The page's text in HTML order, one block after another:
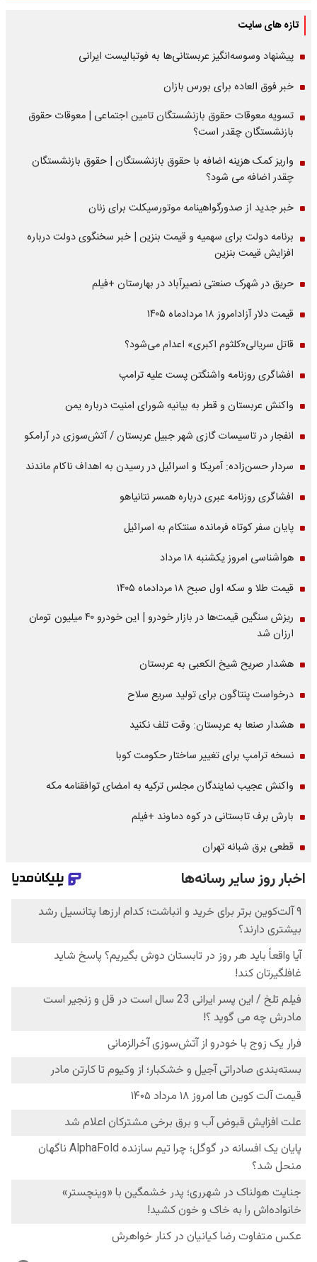
تازه های سایت
پیشنهاد وسوسه‌انگیز عربستانی‌ها به فوتبالیست ایرانی
خبر فوق العاده برای بورس بازان
تسویه معوقات حقوق بازنشستگان تامین اجتماعی | معوقات حقوق
بازنشستگان چقدر است؟
واریز کمک هزینه اضافه با حقوق بازنشستگان | حقوق بازنشستگان
چقدر اضافه می شود؟
خبر جدید از صدورگواهینامه موتورسیکلت برای زنان
برنامه دولت برای سهمیه و قیمت بنزین | خبر سخنگوی دولت درباره
افزایش قیمت بنزین
حریق در شهرک صنعتی نصیرآباد در بهارستان +فیلم
قیمت دلار آزادامروز ۱۸ مردادماه ۱۴۰۵
قاتل سریالی«کلثوم اکبری» اعدام می‌شود؟
افشاگری روزنامه واشنگتن پست علیه ترامپ
واکنش عربستان و قطر به بیانیه شورای امنیت درباره یمن
انفجار در تاسیسات گازی شهر جبیل عربستان / آتش‌سوزی در آرامکو
سردار حسن‌زاده: آمریکا و اسرائیل در رسیدن به اهداف ناکام ماندند
افشاگری روزنامه عبری درباره همسر نتانیاهو
پایان سفر کوتاه فرمانده سنتکام به اسرائیل
هواشناسی امروز یکشنبه ۱۸ مرداد
قیمت طلا و سکه اول صبح ۱۸ مردادماه ۱۴۰۵
ریزش سنگین قیمت‌ها در بازار خودرو | این خودرو ۴۰ میلیون تومان
ارزان شد
هشدار صریح شیخ الکعبی به عربستان
درخواست پنتاگون برای تولید سریع سلاح
هشدار صنعا به عربستان: وقت تلف نکنید
نسخه ترامپ برای تغییر ساختار حکومت کوبا
واکنش عجیب نمایندگان مجلس ترکیه به امضای توافقنامه مکه
بارش برف تابستانی در کوه دماوند +فیلم
قطعی برق شبانه تهران